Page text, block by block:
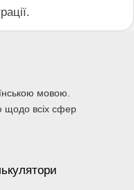
мовою.
щодо всіх сфер